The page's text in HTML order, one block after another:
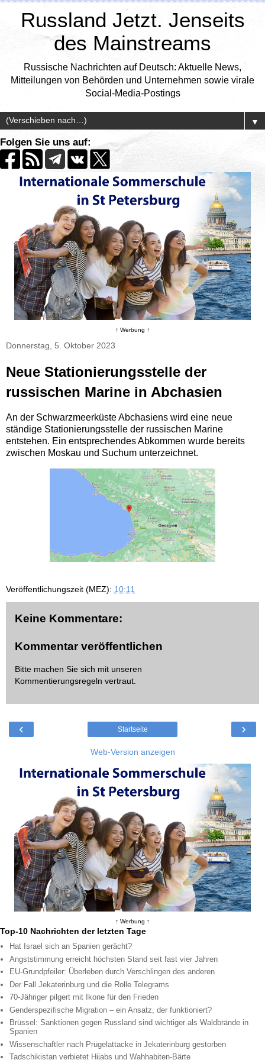
Russland Jetzt. Jenseits
des Mainstreams
Russische Nachrichten auf Deutsch: Aktuelle News,
Mitteilungen von Behörden und Unternehmen sowie virale
Social-Media-Postings
▼
Folgen Sie uns auf:
↑ Werbung ↑
Donnerstag, 5. Oktober 2023
Neue Stationierungsstelle der
russischen Marine in Abchasien
An der Schwarzmeerküste Abchasiens wird eine neue
ständige Stationierungsstelle der russischen Marine
entstehen. Ein entsprechendes Abkommen wurde bereits
zwischen Moskau und Suchum unterzeichnet.
Veröffentlichungszeit (MEZ): 10:11
Keine Kommentare:
Kommentar veröffentlichen
Bitte machen Sie sich mit unseren
Kommentierungsregeln vertraut.
‹ ›
Startseite
Web-Version anzeigen
↑ Werbung ↑
Top-10 Nachrichten der letzten Tage
Hat Israel sich an Spanien gerächt?
Angststimmung erreicht höchsten Stand seit fast vier Jahren
EU-Grundpfeiler: Überleben durch Verschlingen des anderen
Der Fall Jekaterinburg und die Rolle Telegrams
70-Jähriger pilgert mit Ikone für den Frieden
Genderspezifische Migration – ein Ansatz, der funktioniert?
Brüssel: Sanktionen gegen Russland sind wichtiger als Waldbrände in
Spanien
Wissenschaftler nach Prügelattacke in Jekaterinburg gestorben
Tadschikistan verbietet Hijabs und Wahhabiten-Bärte